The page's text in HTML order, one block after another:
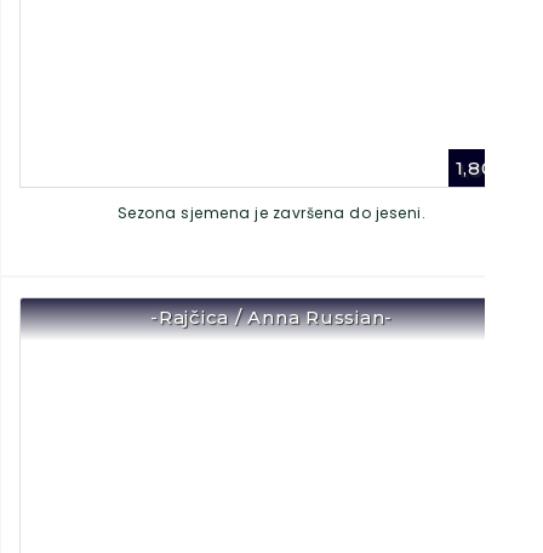
1,80
Sezona sjemena je završena do jeseni.
-Rajčica / Anna Russian-